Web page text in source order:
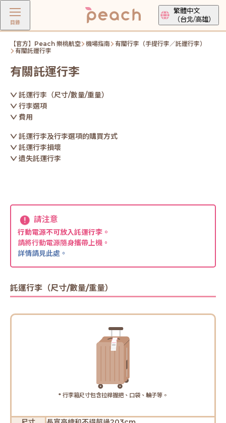
目錄
繁體中文
（台北/高雄）
【官方】Peach 樂桃航空 機場指南
有關行李（手提行李／託運行李）
有關託運行李
有關託運行李
託運行李（尺寸/數量/重量）
行李選項
費用
託運行李及行李選項的購買方式
託運行李損壞
遺失託運行李
請注意
行動電源不可放入託運行李。
請將行動電源隨身攜帶上機。
詳情請見此處。
託運行李（尺寸/數量/重量）
* 行李箱尺寸包含拉桿握把、口袋、輪子等。